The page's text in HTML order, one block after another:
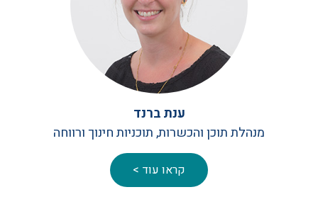
ענת ברנד
מנהלת תוכן והכשרות, תוכניות חינוך ורווחה
קראו עוד >